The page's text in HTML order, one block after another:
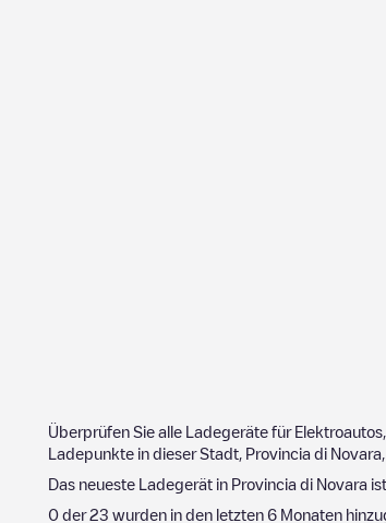
Überprüfen Sie alle Ladegeräte für
Ladepunkte in dieser Stadt, Provincia di Novara
Das neueste Ladegerät in Provincia di Novara ist
0 der23 wurden in den letzten 6 Monaten